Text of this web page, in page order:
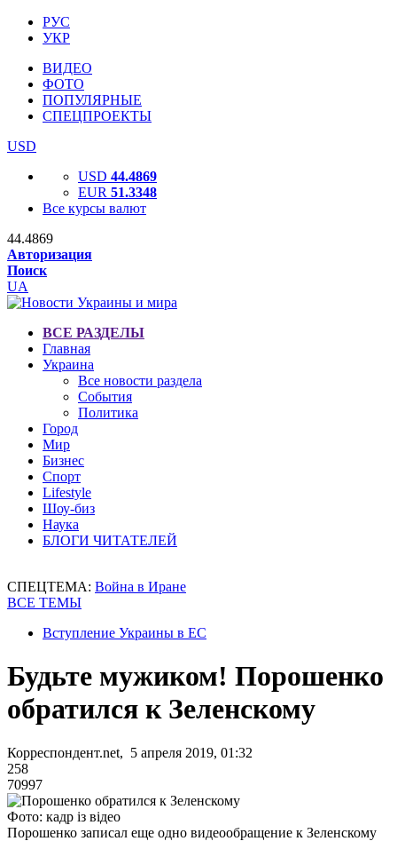
РУС
УКР
ВИДЕО
ФОТО
ПОПУЛЯРНЫЕ
СПЕЦПРОЕКТЫ
USD
USD 44.4869
EUR 51.3348
Все курсы валют
44.4869
Авторизация
Поиск
UA
ВСЕ РАЗДЕЛЫ
Главная
Украина
Все новости раздела
События
Политика
Город
Мир
Бизнес
Спорт
Lifestyle
Шоу-биз
Наука
БЛОГИ ЧИТАТЕЛЕЙ
СПЕЦТЕМА: Война в Иране
ВСЕ ТЕМЫ
Вступление Украины в ЕС
Будьте мужиком! Порошенко
обратился к Зеленскому
Корреспондент.net, 5 апреля 2019, 01:32
258
70997
Фото: кадр із відео
Порошенко записал еще одно видеообращение к Зеленскому